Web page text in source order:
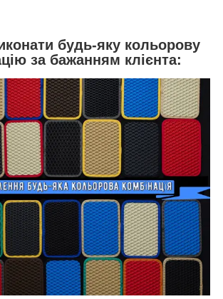
будь-яку кольорову
за бажанням клієнта: